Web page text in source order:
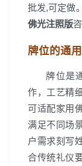
批发,可定做
佛光注照版
牌位的通
牌位是
作，工艺精
可适配家用
满足不同场
户需求刻写
合传统礼仪